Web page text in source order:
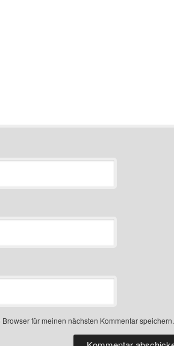
für meinen nächsten Kommentar speichern.